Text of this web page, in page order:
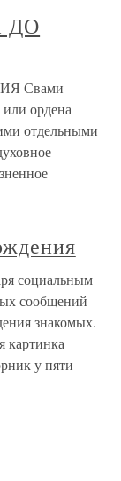
ДО
Свами
ордена
отдельными
социальным
сообщений
знакомых.
картинка
у пяти